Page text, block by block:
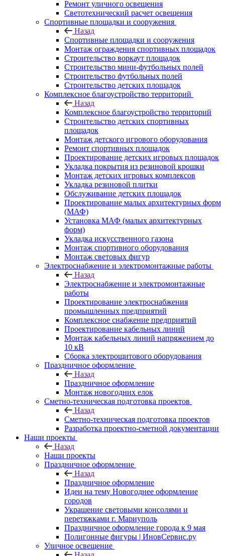
Ремонт уличного освещения
Светотехнический расчет освещения
Спортивные площадки и сооружения
Назад
Спортивные площадки и сооружения
Монтаж ограждения спортивных площадок
Строительство воркаут площадок
Строительство мини-футбольных полей
Строительство футбольных полей
Строительство детских площадок
Комплексное благоустройство территорий
Назад
Комплексное благоустройство территорий
Строительство детских спортивных
площадок
Монтаж детского игрового оборудования
Ремонт спортивных площадок
Проектирование детских игровых площадок
Укладка покрытия из резиновой крошки
Монтаж детских игровых комплексов
Укладка резиновой плитки
Обслуживание детских площадок
Проектирование малых архитектурных форм
(МАФ)
Установка МАФ (малых архитектурных
форм)
Укладка искусственного газона
Монтаж спортивного оборудования
Монтаж световых фигур
Электроснабжение и электромонтажные работы
Назад
Электроснабжение и электромонтажные
работы
Проектирование электроснабжения
промышленных предприятий
Комплексное снабжение предприятий
Проектирование кабельных линий
Монтаж кабельных линий напряжением до
10 кВ
Сборка электрощитового оборудования
Праздничное оформление
Назад
Праздничное оформление
Монтаж новогодних елок
Сметно-техническая подготовка проектов
Назад
Сметно-техническая подготовка проектов
Разработка проектно-сметной документации
Наши проекты
Назад
Наши проекты
Праздничное оформление
Назад
Праздничное оформление
Идеи на тему Новогоднее оформление
городов
Украшение световыми консолями и
перетяжками г. Мариуполь
Праздничное оформление города к 9 мая
Полигонные фигуры | ИновСервис.ру
Уличное освещение